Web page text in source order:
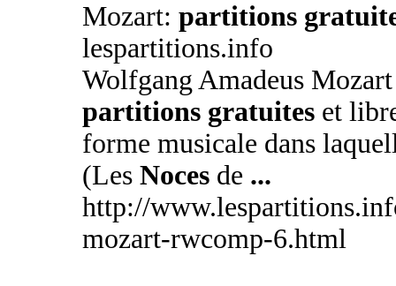
Mozart: partitions
lespartitions.info
Wolfgang Amadeus
partitions gratuites et
forme musicale dans
(Les Noces de ...
http://
mozart-rwcomp-6.html